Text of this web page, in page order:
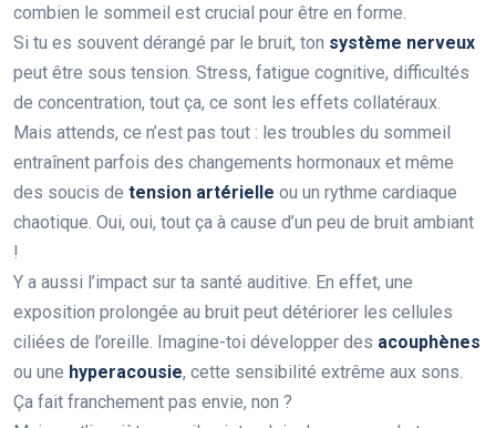
combien le sommeil est crucial pour être en forme.
Si tu es souvent dérangé par le bruit, ton système nerveux
peut être sous tension. Stress, fatigue cognitive, difficultés
de concentration, tout ça, ce sont les effets collatéraux.
Mais attends, ce n’est pas tout : les troubles du sommeil
entraînent parfois des changements hormonaux et même
des soucis de tension artérielle ou un rythme cardiaque
chaotique. Oui, oui, tout ça à cause d’un peu de bruit ambiant
!
Y a aussi l’impact sur ta santé auditive. En effet, une
exposition prolongée au bruit peut détériorer les cellules
ciliées de l’oreille. Imagine-toi développer des acouphènes
ou une hyperacousie, cette sensibilité extrême aux sons.
Ça fait franchement pas envie, non ?